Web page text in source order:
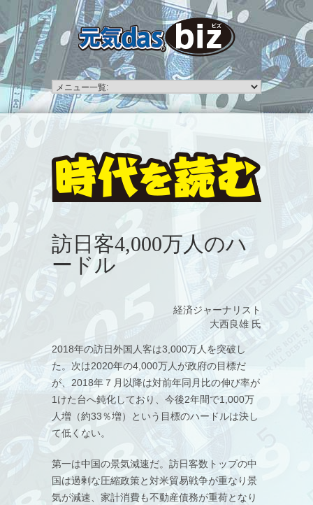
訪日客4,000万人のハ
ードル
経済ジャーナリスト
大西良雄 氏
2018年の訪日外国人客は3,000万人を突破し
た。次は2020年の4,000万人が政府の目標だ
が、2018年７月以降は対前年同月比の伸び率が
1けた台へ鈍化しており、今後2年間で1,000万
人増（約33％増）という目標のハードルは決し
て低くない。
第一は中国の景気減速だ。訪日客数トップの中
国は過剰な圧縮政策と対米貿易戦争が重なり景
気が減速、家計消費も不動産債務が重荷となり